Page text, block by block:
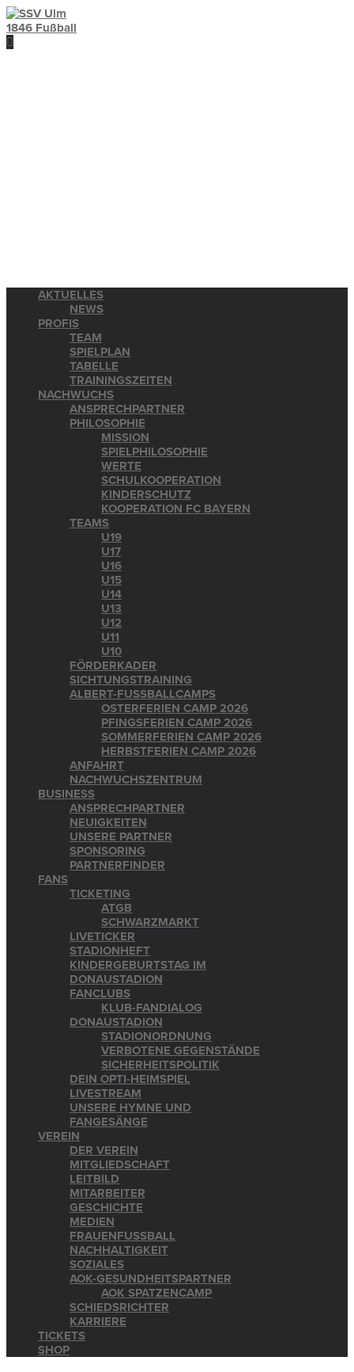
AKTUELLES
NEWS
PROFIS
TEAM
SPIELPLAN
TABELLE
TRAININGSZEITEN
NACHWUCHS
ANSPRECHPARTNER
PHILOSOPHIE
MISSION
SPIELPHILOSOPHIE
WERTE
SCHULKOOPERATION
KINDERSCHUTZ
KOOPERATION FC BAYERN
TEAMS
U19
U17
U16
U15
U14
U13
U12
U11
U10
FÖRDERKADER
SICHTUNGSTRAINING
ALBERT-FUSSBALLCAMPS
OSTERFERIEN CAMP 2026
PFINGSFERIEN CAMP 2026
SOMMERFERIEN CAMP 2026
HERBSTFERIEN CAMP 2026
ANFAHRT
NACHWUCHSZENTRUM
BUSINESS
ANSPRECHPARTNER
NEUIGKEITEN
UNSERE PARTNER
SPONSORING
PARTNERFINDER
FANS
TICKETING
ATGB
SCHWARZMARKT
LIVETICKER
STADIONHEFT
KINDERGEBURTSTAG IM
DONAUSTADION
FANCLUBS
KLUB-FANDIALOG
DONAUSTADION
STADIONORDNUNG
VERBOTENE GEGENSTÄNDE
SICHERHEITSPOLITIK
DEIN OPTI-HEIMSPIEL
LIVESTREAM
UNSERE HYMNE UND
FANGESÄNGE
VEREIN
DER VEREIN
MITGLIEDSCHAFT
LEITBILD
MITARBEITER
GESCHICHTE
MEDIEN
FRAUENFUSSBALL
NACHHALTIGKEIT
SOZIALES
AOK-GESUNDHEITSPARTNER
AOK SPATZENCAMP
SCHIEDSRICHTER
KARRIERE
TICKETS
SHOP